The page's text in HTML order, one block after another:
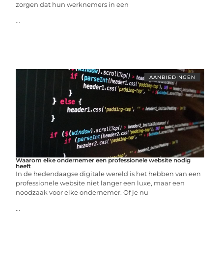
zorgen dat hun werknemers in een
...
AANBIEDINGEN
Waarom elke ondernemer een professionele website nodig
heeft
In de hedendaagse digitale wereld is het hebben van een
professionele website niet langer een luxe, maar een
noodzaak voor elke ondernemer. Of je nu
...